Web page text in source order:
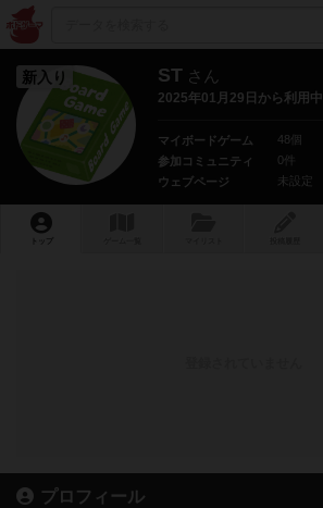
新入り ST さん
2025年01月29日から利用中
マイボードゲーム
48個
参加コミュニティ
0件
ウェブページ
未設定
トップ
プロフィール